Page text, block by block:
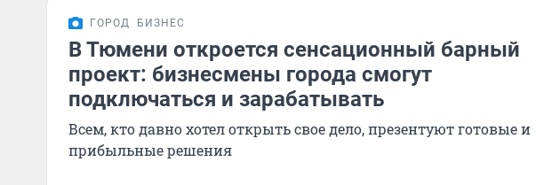
ГОРОД БИЗНЕС
В Тюмени откроется сенсационный барный
проект: бизнесмены города смогут
подключаться и зарабатывать
Всем, кто давно хотел открыть свое дело, презентуют готовые и
прибыльные решения